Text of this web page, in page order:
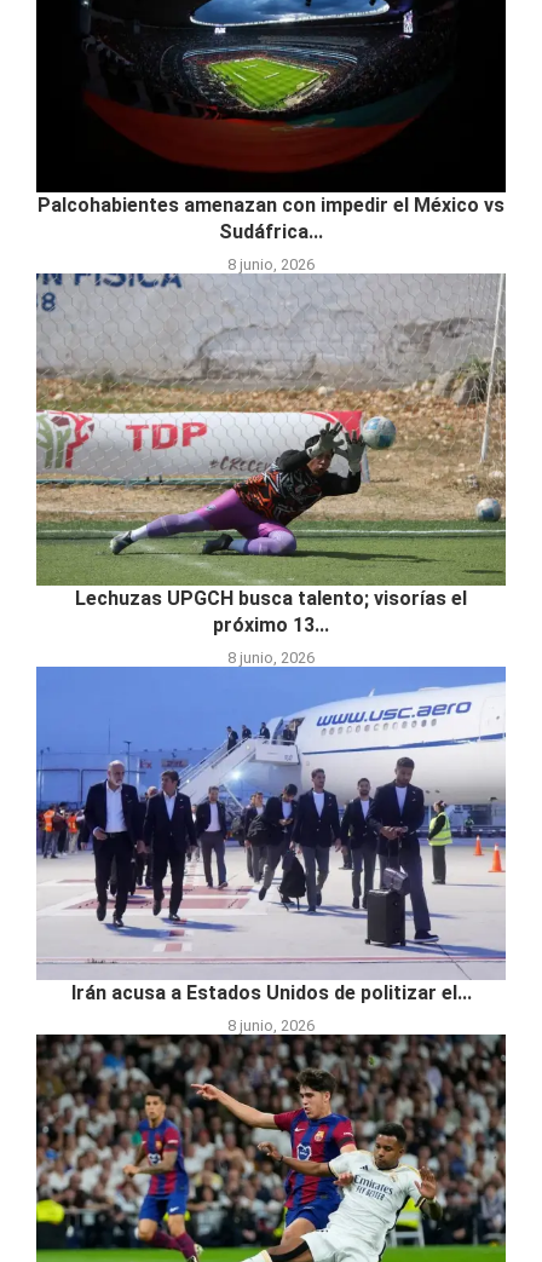
Palcohabientes amenazan con impedir el México vs
Sudáfrica...
8 junio, 2026
Lechuzas UPGCH busca talento; visorías el
próximo 13...
8 junio, 2026
Irán acusa a Estados Unidos de politizar el...
8 junio, 2026